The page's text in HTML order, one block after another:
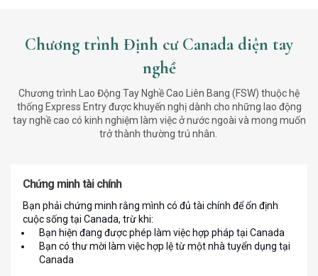
Chương trình Định cư Canada diện tay
nghề
Chương trình Lao Động Tay Nghề Cao Liên Bang (FSW) thuộc hệ
thống Express Entry được khuyến nghị dành cho những lao động
tay nghề cao có kinh nghiệm làm việc ở nước ngoài và mong muốn
trở thành thường trú nhân.
Chứng minh tài chính
Bạn phải chứng minh rằng mình có đủ tài chính để ổn định
cuộc sống tại Canada, trừ khi:
Bạn hiện đang được phép làm việc hợp pháp tại Canada
Bạn có thư mời làm việc hợp lệ từ một nhà tuyển dụng tại
Canada